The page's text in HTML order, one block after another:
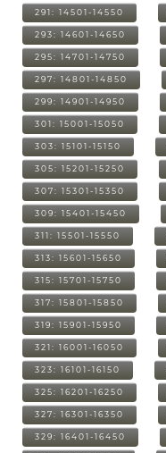
291: 14501-14550
293: 14601-14650
295: 14701-14750
297: 14801-14850
299: 14901-14950
301: 15001-15050
303: 15101-15150
305: 15201-15250
307: 15301-15350
309: 15401-15450
311: 15501-15550
313: 15601-15650
315: 15701-15750
317: 15801-15850
319: 15901-15950
321: 16001-16050
323: 16101-16150
325: 16201-16250
327: 16301-16350
329: 16401-16450